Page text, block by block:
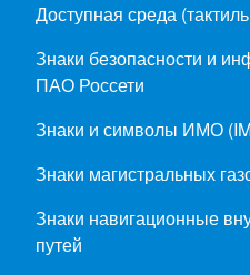
Доступная среда
Знаки безопасности и
ПАО Россети
Знаки и символы ИМО
Знаки магистральных
Знаки навигационные
путей